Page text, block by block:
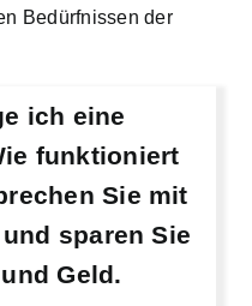
Bedürfnissen der
ich eine
funktioniert
Sie mit
sparen Sie
Geld.